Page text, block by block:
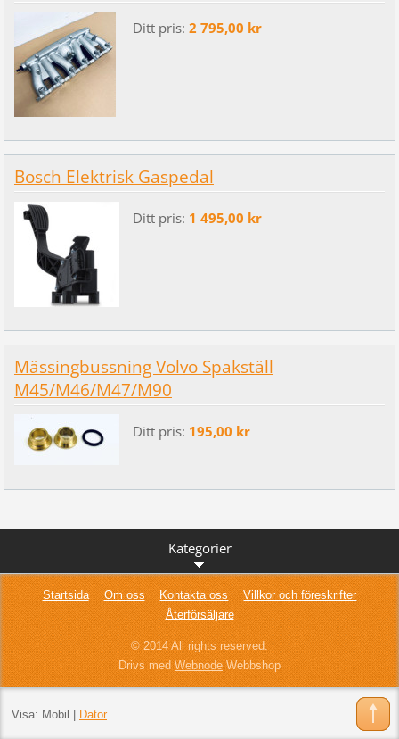
Ditt pris: 2 795,00 kr
Bosch Elektrisk Gaspedal
Ditt pris: 1 495,00 kr
Mässingbussning Volvo Spakställ
M45/M46/M47/M90
Ditt pris: 195,00 kr
Kategorier
Startsida Om oss Kontakta oss
Villkor och föreskrifter
Återförsäljare
© 2014 All rights reserved.
Drivs medWebnodeWebbshop
Visa: Mobil Dator